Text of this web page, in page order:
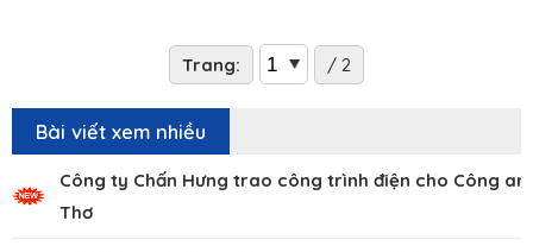
Trang: / 2
Bài viết xem nhiều
Công ty Chấn Hưng trao công trình điện cho Công an
Thơ